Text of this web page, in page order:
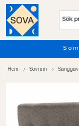
Hem Sovrum